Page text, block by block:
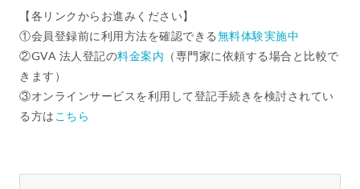
【各リンクからお進みください】
①会員登録前に利用方法を確認できる無料体験実施中
②GVA 法人登記の料金案内 （専門家に依頼する場合と比較で
きます）
③オンラインサービスを利用して登記手続きを検討されてい
る方は こちら